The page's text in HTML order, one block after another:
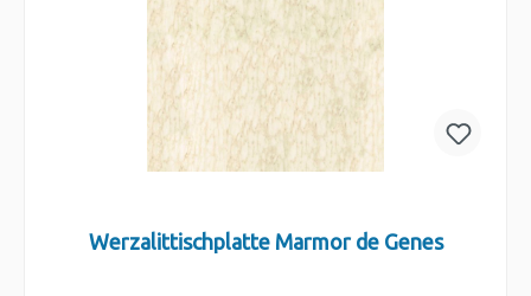
Werzalittischplatte Marmor de Genes